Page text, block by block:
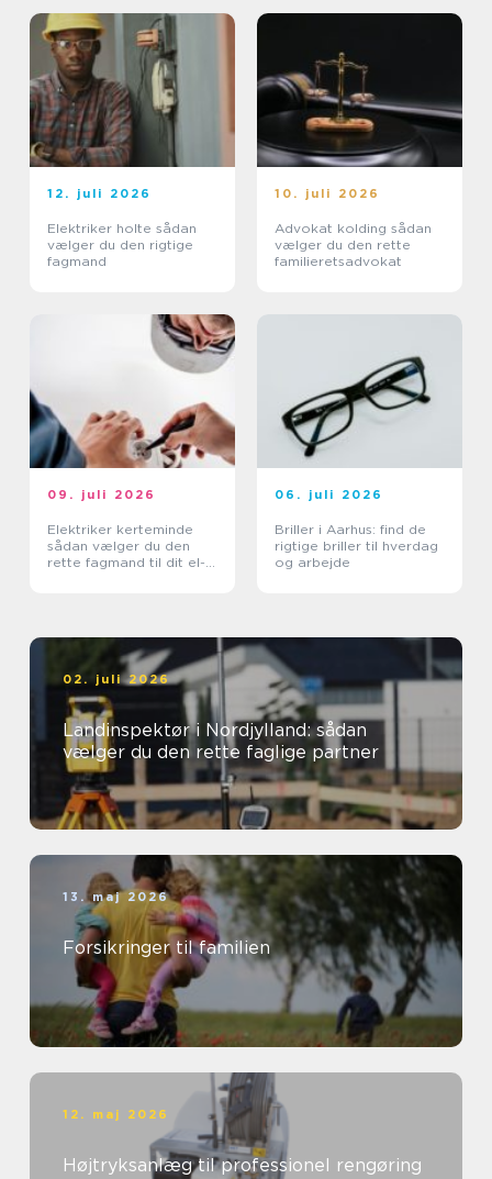
12. juli 2026
Elektriker holte sådan
vælger du den rigtige
fagmand
10. juli 2026
Advokat kolding sådan
vælger du den rette
familieretsadvokat
09. juli 2026
Elektriker kerteminde
sådan vælger du den
rette fagmand til dit el-
06. juli 2026
Briller i Aarhus: find de
rigtige briller til hverdag
og arbejde
02. juli 2026
Landinspektør i Nordjylland: sådan
vælger du den rette faglige partner
13. maj 2026
Forsikringer til familien
12. maj 2026
Højtryksanlæg til professionel rengøring